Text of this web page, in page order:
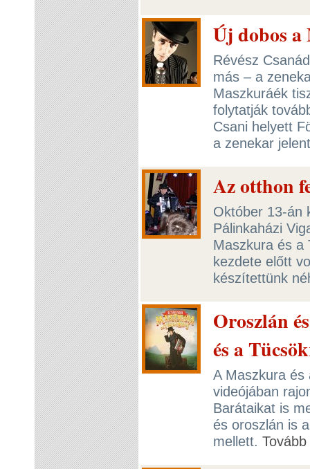
Új dobos a
Révész
más – a
Maszkuráék
folytatják
Csani helyett
a zenekar
Az otthon
Október 13-án
Pálinkaházi
Maszkura és a
kezdete előtt
készítettünk
Oroszlán
és a
A Maszkura és
videójában
Barátaikat is
és oroszlán is
mellett. Tovább